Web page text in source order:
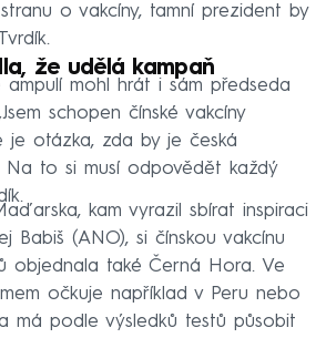
o vakcíny, tamní prezident by
že udělá kampaň
ampulí mohl hrát i sám předseda
schopen čínské vakcíny
je otázka, zda by je česká
Na to si musí odpovědět každý
kam vyrazil sbírat inspiraci
Babiš (ANO), si čínskou vakcínu
objednala také Černá Hora. Ve
očkuje například v Peru nebo
má podle výsledků testů působit